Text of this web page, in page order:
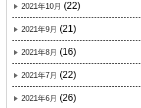
2021年10月 (22)
2021年9月 (21)
2021年8月 (16)
2021年7月 (22)
2021年6月 (26)